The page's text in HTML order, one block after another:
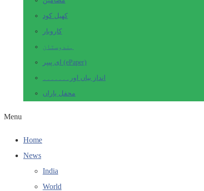
کھیل کود
کاروبار
ہندوستان
ای پیپر (ePaper)
انداز بیاں اور۔۔۔۔۔۔۔
محفل یاراں
Menu
Home
News
India
World